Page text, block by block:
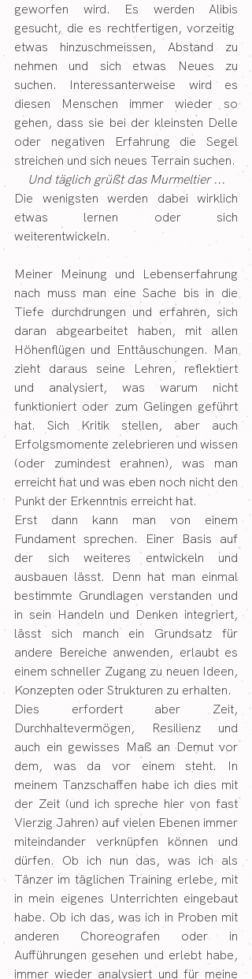
geworfen wird. Es werden Alibis
gesucht, die es rechtfertigen, vorzeitig
etwas hinzuschmeissen, Abstand zu
nehmen und sich etwas Neues zu
suchen. Interessanterweise wird es
diesen Menschen immer wieder so
gehen, dass sie bei der kleinsten Delle
oder negativen Erfahrung die Segel
streichen und sich neues Terrain suchen.
Und täglich grüßt das Murmeltier ...
Die wenigsten werden dabei wirklich
etwas lernen oder sich
weiterentwickeln.
Meiner Meinung und Lebenserfahrung
nach muss man eine Sache bis in die
Tiefe durchdrungen und erfahren, sich
daran abgearbeitet haben, mit allen
Höhenflügen und Enttäuschungen. Man
zieht daraus seine Lehren, reflektiert
und analysiert, was warum nicht
funktioniert oder zum Gelingen geführt
hat. Sich Kritik stellen, aber auch
Erfolgsmomente zelebrieren und wissen
(oder zumindest erahnen), was man
erreicht hat und was eben noch nicht den
Punkt der Erkenntnis erreicht hat.
Erst dann kann man von einem
Fundament sprechen. Einer Basis auf
der sich weiteres entwickeln und
ausbauen lässt. Denn hat man einmal
bestimmte Grundlagen verstanden und
in sein Handeln und Denken integriert,
lässt sich manch ein Grundsatz für
andere Bereiche anwenden, erlaubt es
einem schneller Zugang zu neuen Ideen,
Konzepten oder Strukturen zu erhalten.
Dies erfordert aber Zeit,
Durchhaltevermögen, Resilienz und
auch ein gewisses Maß an Demut vor
dem, was da vor einem steht. In
meinem Tanzschaffen habe ich dies mit
der Zeit (und ich spreche hier von fast
Vierzig Jahren) auf vielen Ebenen immer
miteindander verknüpfen können und
dürfen. Ob ich nun das, was ich als
Tänzer im täglichen Training erlebe, mit
in mein eigenes Unterrichten eingebaut
habe. Ob ich das, was ich in Proben mit
anderen Choreografen oder in
Aufführungen gesehen und erlebt habe,
immer wieder analysiert und für meine